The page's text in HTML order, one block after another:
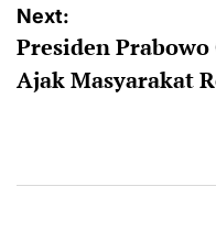
Next:
Presiden Prabowo
Ajak Masyarakat